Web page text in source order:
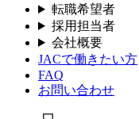
転職希望者
採用担当者
会社概要
JACで働きたい方
FAQ
お問い合わせ